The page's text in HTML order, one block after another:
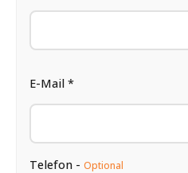
E-Mail *
Telefon - Optional